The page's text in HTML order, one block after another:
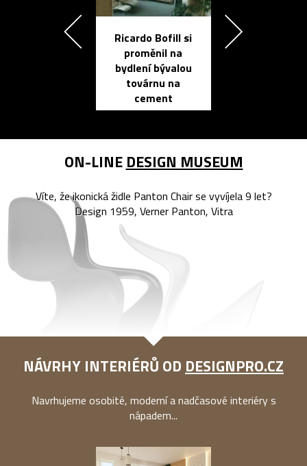
Ricardo Bofill si
proměnil na
bydlení bývalou
továrnu na
cement
ON-LINE DESIGN MUSEUM
Víte, že ikonická židle Panton Chair se vyvíjela 9 let?
Design 1959, Verner Panton, Vitra
NÁVRHY INTERIÉRŮ OD DESIGNPRO.CZ
Navrhujeme osobité, moderní a nadčasové interiéry s
nápadem...